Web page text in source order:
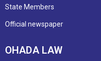
State Members
Official newspaper
OHADA LAW